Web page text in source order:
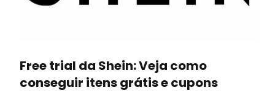
Free trial da Shein: Veja como
conseguir itens grátis e cupons